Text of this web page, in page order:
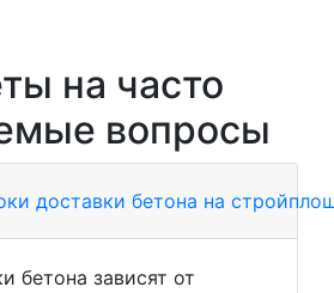
на часто
вопросы
доставки бетона на
бетона зависят от